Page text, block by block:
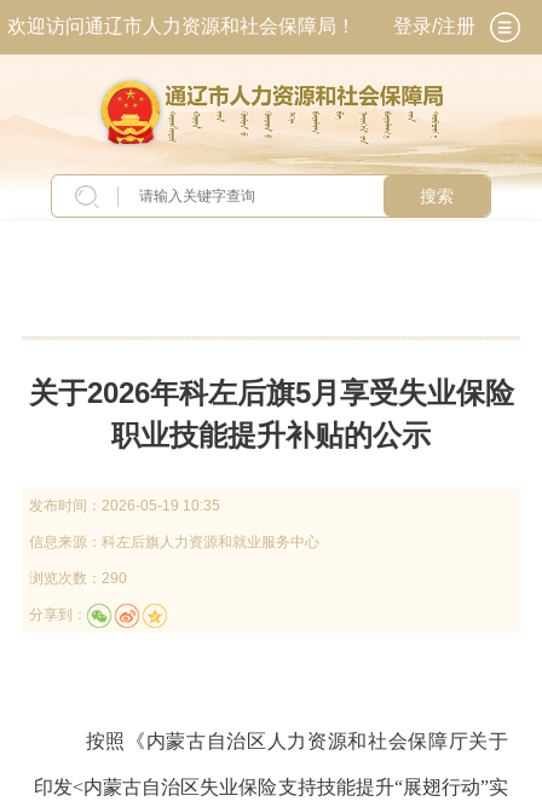
欢迎访问通辽市人力资源和社会保障局！ 登录/注册
搜索
关于2026年科左后旗5月享受失业保险
职业技能提升补贴的公示
发布时间： 2026-05-19 10:35
信息来源： 科左后旗人力资源和就业服务中心
浏览次数：290
分享到：
按照《内蒙古自治区人力资源和社会保障厅关于
印发<内蒙古自治区失业保险支持技能提升“展翅行动”实